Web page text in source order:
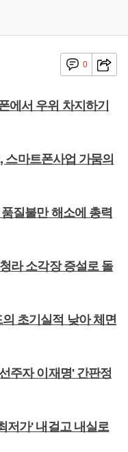
0
에서 우위 차지하기
스마트폰사업 가뭄의
질불만 해소에 총력
라 소각장 증설로 돌
초기실적 낮아 체면
주자 이재명' 간판정
저가' 내걸고 내실로